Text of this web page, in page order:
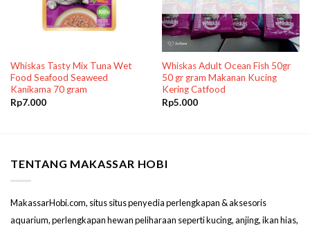
Whiskas Tasty Mix Tuna Wet
Food Seafood Seaweed
Kanikama 70 gram
Rp7.000
Whiskas Adult Ocean Fish 50gr
50 gr gram Makanan Kucing
Kering Catfood
Rp5.000
TENTANG MAKASSAR HOBI
MakassarHobi.com, situs situs penyedia perlengkapan & aksesoris
aquarium, perlengkapan hewan peliharaan seperti kucing, anjing, ikan hias,